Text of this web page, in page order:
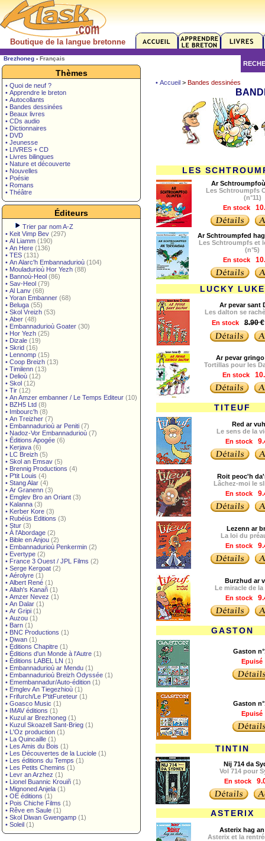
Boutique de la langue bretonne
Brezhoneg - Français
Thèmes
• Quoi de neuf ?
• Apprendre le breton
• Autocollants
• Bandes dessinées
• Beaux livres
• CDs audio
• Dictionnaires
• DVD
• Jeunesse
• LIVRES + CD
• Livres bilingues
• Nature et découverte
• Nouvelles
• Poésie
• Romans
• Théâtre
Éditeurs
Trier par nom A-Z
• Keit Vimp Bev (297)
• Al Liamm (190)
• An Here (136)
• TES (131)
• An Alarc'h Embannadurioù (104)
• Mouladurioù Hor Yezh (88)
• Bannoù-Heol (86)
• Sav-Heol (79)
• Al Lanv (68)
• Yoran Embanner (68)
• Beluga (55)
• Skol Vreizh (53)
• Aber (48)
• Embannadurioù Goater (30)
• Hor Yezh (25)
• Dizale (19)
• Skrid (16)
• Lennomp (15)
• Coop Breizh (13)
• Timilenn (13)
• Delioù (12)
• Skol (12)
• Tir (12)
• An Amzer embanner / Le Temps Editeur (10)
• BZH5 Ltd (8)
• Imbourc'h (8)
• An Treizher (7)
• Embannadurioù ar Peniti (7)
• Nadoz-Vor Embannadurioù (7)
• Éditions Apogée (6)
• Kerjava (6)
• LC Breizh (5)
• Skol an Emsav (5)
• Brennig Productions (4)
• P'tit Louis (4)
• Stang Alar (4)
• Ar Granenn (3)
• Emglev Bro an Oriant (3)
• Kalanna (3)
• Kerber Kore (3)
• Rubéüs Editions (3)
• Stur (3)
• À l'Abordage (2)
• Bible en Anjou (2)
• Embannadurioù Penkermin (2)
• Evertype (2)
• France 3 Ouest / JPL Films (2)
• Serge Kergoat (2)
• Aérolyre (1)
• Albert René (1)
• Allah's Kanañ (1)
• Amzer Nevez (1)
• An Dalar (1)
• Ar Gripi (1)
• Auzou (1)
• Barn (1)
• BNC Productions (1)
• Diwan (1)
• Éditions Chapitre (1)
• Éditions d'un Monde à l'Autre (1)
• Éditions LABEL LN (1)
• Embannadurioù ar Mendu (1)
• Embannadurioù Breizh Odyssée (1)
• Emembannadur/Auto-édition (1)
• Emglev An Tiegezhioù (1)
• Frifurch/Le P'titFureteur (1)
• Goasco Music (1)
• IMAV éditions (1)
• Kuzul ar Brezhoneg (1)
• Kuzul Skoazell Sant-Brieg (1)
• L'Oz production (1)
• La Quincaille (1)
• Les Amis du Bois (1)
• Les Découvertes de la Luciole (1)
• Les éditions du Temps (1)
• Les Petits Chemins (1)
• Levr an Arzhez (1)
• Lionel Buannic Krouiñ (1)
• Mignoned Anjela (1)
• OE éditions (1)
• Pois Chiche Films (1)
• Rêve en Saule (1)
• Skol Diwan Gwengamp (1)
• Soleil (1)
• Accueil > Bandes dessinées
LES
Ar
Les Schtroumpfs
(n°11)
En stock
Ar Schtroumpfed
Les Schtroumpfs et
(n°5)
En stock
LUCKY LUKE
Ar pevar sant
Les dalton se
En stock
8.90 €
Ar pevar
Tortillas pour les
En stock
TITEUF
Red ar
Le sens de la
En stock
Roit peoc'h
Lâchez-moi le
En stock
Lezenn ar
La loi du
En stock
Burzhud ar
Le miracle de la
En stock
GASTON
Gaston
Epuisé
Gaston
Epuisé
TINTIN
Nij 714 da
Vol 714 pour
En stock
ASTERIX
Asterix hag
Asterix et la